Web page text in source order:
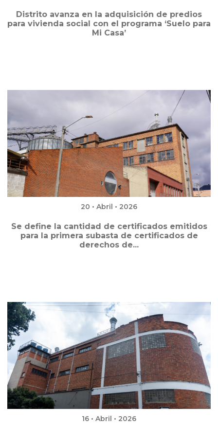
Distrito avanza en la adquisición de predios
para vivienda social con el programa ‘Suelo para
Mi Casa’
20 • Abril • 2026
Se define la cantidad de certificados emitidos
para la primera subasta de certificados de
derechos de...
16 • Abril • 2026